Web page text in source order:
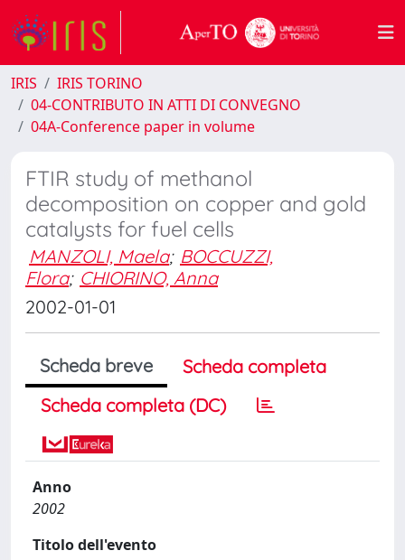
IRIS
IRIS TORINO
04-CONTRIBUTO IN ATTI DI CONVEGNO
04A-Conference paper in volume
FTIR study of methanol
decomposition on copper and gold
catalysts for fuel cells
MANZOLI, Maela; BOCCUZZI,
Flora; CHIORINO, Anna
2002-01-01
Scheda breve
Scheda completa
Scheda completa (DC)
Anno
2002
Titolo dell'evento